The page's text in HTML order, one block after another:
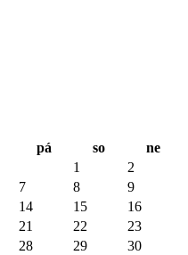
pá so
ne
1
2
7 8
9
14 15
16
21 22
23
28 29 30